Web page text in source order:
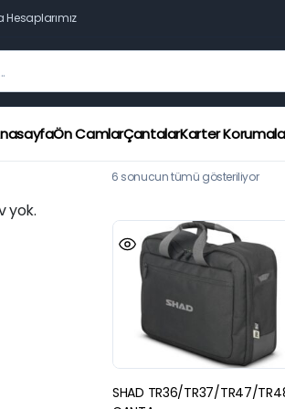
Hesaplarımız
Ön CamlarÇantalarKarter
6 sonucun tümü gösteriliyor
SHAD TR36/TR37/TR47/
yok.